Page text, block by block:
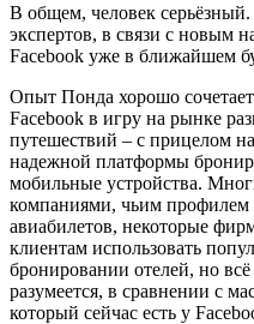
В общем, человек
экспертов, в связи с новым
Facebook уже в ближайшем
Опыт Понда хорошо
Facebook в игру на рынке
путешествий – с прицелом
надежной платформы
мобильные устройства.
компаниями, чьим профилем
авиабилетов, некоторые
клиентам использовать
бронировании отелей, но
разумеется, в сравнении с
который сейчас есть у